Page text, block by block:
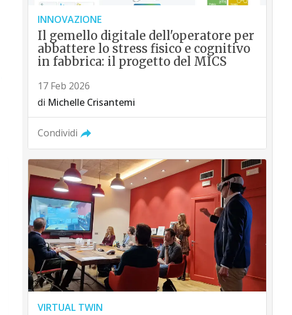
INNOVAZIONE
Il gemello digitale dell'operatore per
abbattere lo stress fisico e cognitivo
in fabbrica: il progetto del MICS
17 Feb 2026
di Michelle Crisantemi
Condividi
VIRTUAL TWIN